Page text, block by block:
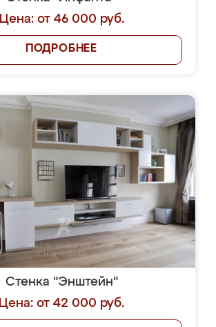
Цена: от 46 000 руб.
ПОДРОБНЕЕ
Стенка "Энштейн"
Цена: от 42 000 руб.